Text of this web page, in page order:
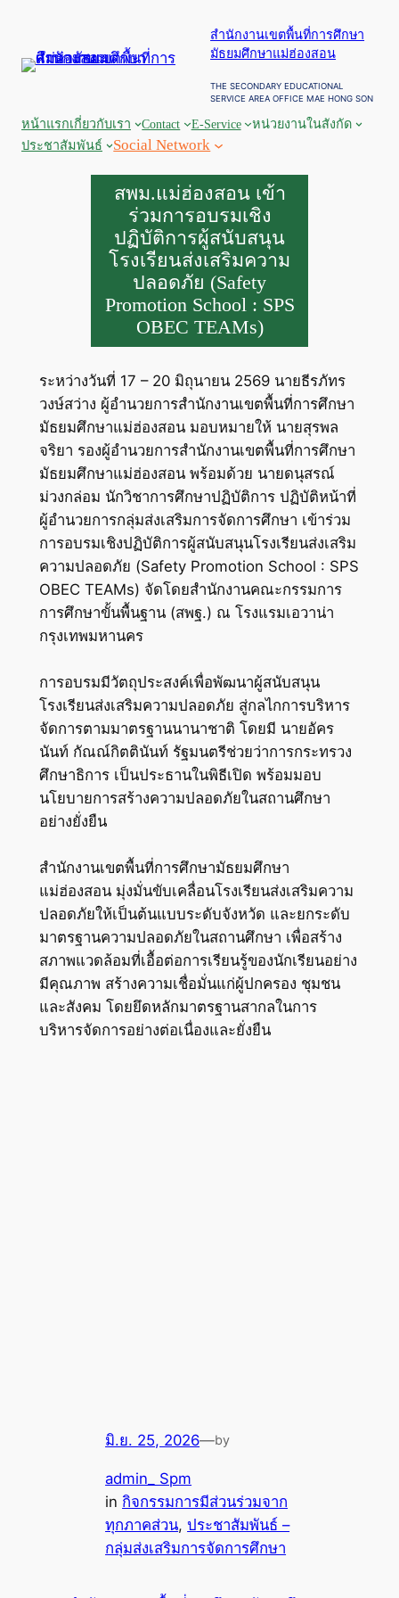
สำนักงานเขตพื้นที่การศึกษา
มัธยมศึกษาแม่ฮ่องสอน
THE SECONDARY EDUCATIONAL
SERVICE AREA OFFICE MAE HONG SON
หน้าแรกเกี่ยวกับเรา Contact E-Service
หน่วยงานในสังกัด
ประชาสัมพันธ์
Social Network
สพม.แม่ฮ่องสอน เข้า
ร่วมการอบรมเชิง
ปฏิบัติการผู้สนับสนุน
โรงเรียนส่งเสริมความ
ปลอดภัย (Safety
Promotion School : SPS
OBEC TEAMs)
ระหว่างวันที่ 17 – 20 มิถุนายน 2569 นายธีรภัทร
วงษ์สว่าง ผู้อำนวยการสำนักงานเขตพื้นที่การศึกษา
มัธยมศึกษาแม่ฮ่องสอน มอบหมายให้ นายสุรพล
จริยา รองผู้อำนวยการสำนักงานเขตพื้นที่การศึกษา
มัธยมศึกษาแม่ฮ่องสอน พร้อมด้วย นายดนุสรณ์
ม่วงกล่อม นักวิชาการศึกษาปฏิบัติการ ปฏิบัติหน้าที่
ผู้อำนวยการกลุ่มส่งเสริมการจัดการศึกษา เข้าร่วม
การอบรมเชิงปฏิบัติการผู้สนับสนุนโรงเรียนส่งเสริม
ความปลอดภัย (Safety Promotion School : SPS
OBEC TEAMs) จัดโดยสำนักงานคณะกรรมการ
การศึกษาขั้นพื้นฐาน (สพฐ.) ณ โรงแรมเอวาน่า
กรุงเทพมหานคร
การอบรมมีวัตถุประสงค์เพื่อพัฒนาผู้สนับสนุน
โรงเรียนส่งเสริมความปลอดภัย สู่กลไกการบริหาร
จัดการตามมาตรฐานนานาชาติ โดยมี นายอัคร
นันท์ กัณณ์กิตตินันท์ รัฐมนตรีช่วยว่าการกระทรวง
ศึกษาธิการ เป็นประธานในพิธีเปิด พร้อมมอบ
นโยบายการสร้างความปลอดภัยในสถานศึกษา
อย่างยั่งยืน
สำนักงานเขตพื้นที่การศึกษามัธยมศึกษา
แม่ฮ่องสอน มุ่งมั่นขับเคลื่อนโรงเรียนส่งเสริมความ
ปลอดภัยให้เป็นต้นแบบระดับจังหวัด และยกระดับ
มาตรฐานความปลอดภัยในสถานศึกษา เพื่อสร้าง
สภาพแวดล้อมที่เอื้อต่อการเรียนรู้ของนักเรียนอย่าง
มีคุณภาพ สร้างความเชื่อมั่นแก่ผู้ปกครอง ชุมชน
และสังคม โดยยึดหลักมาตรฐานสากลในการ
บริหารจัดการอย่างต่อเนื่องและยั่งยืน
มิ.ย. 25, 2026—by
admin_ Spm
in กิจกรรมการมีส่วนร่วมจาก
ทุกภาคส่วน, ประชาสัมพันธ์ –
กลุ่มส่งเสริมการจัดการศึกษา